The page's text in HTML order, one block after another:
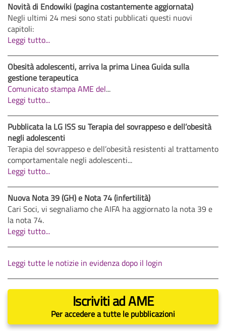
Novità di Endowiki (pagina costantemente aggiornata)
Negli ultimi 24 mesi sono stati pubblicati questi nuovi
capitoli:
Leggi tutto...
Obesità adolescenti, arriva la prima Linea Guida sulla
gestione terapeutica
Comunicato stampa AME del...
Leggi tutto...
Pubblicata la LG ISS su Terapia del sovrappeso e dell’obesità
negli adolescenti
Terapia del sovrappeso e dell’obesità resistenti al trattamento
comportamentale negli adolescenti...
Leggi tutto...
Nuova Nota 39 (GH) e Nota 74 (infertilità)
Cari Soci, vi segnaliamo che AIFA ha aggiornato la nota 39 e
la nota 74.
Leggi tutto...
Leggi tutte le notizie in evidenza dopo il login
Iscriviti ad AME
Per accedere a tutte le pubblicazioni